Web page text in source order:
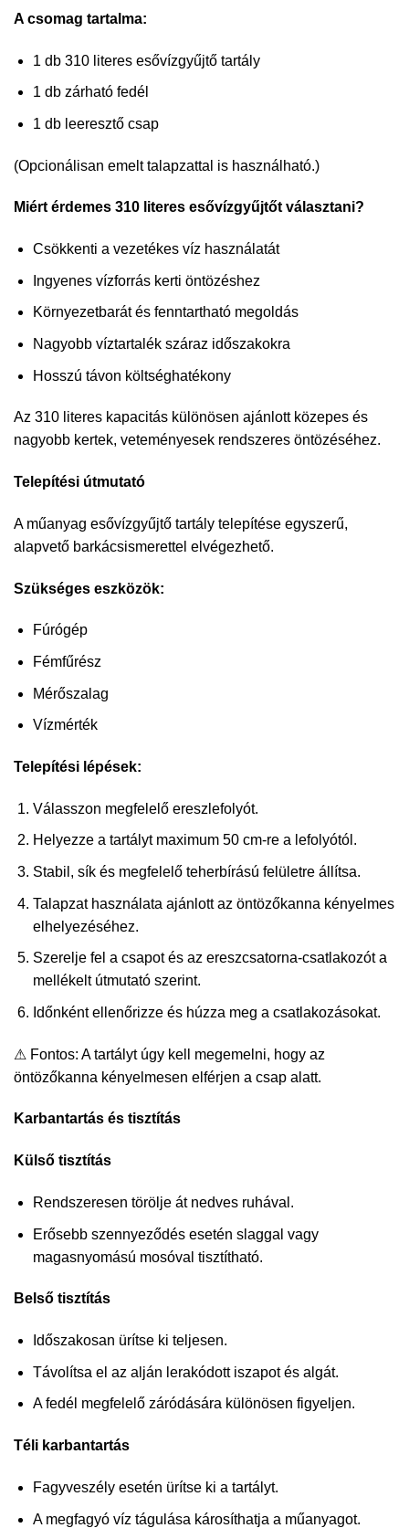
A csomag tartalma:
1 db 310 literes esővízgyűjtő tartály
1 db zárható fedél
1 db leeresztő csap
(Opcionálisan emelt talapzattal is használható.)
Miért érdemes 310 literes esővízgyűjtőt választani?
Csökkenti a vezetékes víz használatát
Ingyenes vízforrás kerti öntözéshez
Környezetbarát és fenntartható megoldás
Nagyobb víztartalék száraz időszakokra
Hosszú távon költséghatékony
Az 310 literes kapacitás különösen ajánlott közepes és
nagyobb kertek, veteményesek rendszeres öntözéséhez.
Telepítési útmutató
A műanyag esővízgyűjtő tartály telepítése egyszerű,
alapvető barkácsismerettel elvégezhető.
Szükséges eszközök:
Fúrógép
Fémfűrész
Mérőszalag
Vízmérték
Telepítési lépések:
Válasszon megfelelő ereszlefolyót.
Helyezze a tartályt maximum 50 cm-re a lefolyótól.
Stabil, sík és megfelelő teherbírású felületre állítsa.
Talapzat használata ajánlott az öntözőkanna kényelmes
elhelyezéséhez.
Szerelje fel a csapot és az ereszcsatorna-csatlakozót a
mellékelt útmutató szerint.
Időnként ellenőrizze és húzza meg a csatlakozásokat.
⚠ Fontos: A tartályt úgy kell megemelni, hogy az
öntözőkanna kényelmesen elférjen a csap alatt.
Karbantartás és tisztítás
Külső tisztítás
Rendszeresen törölje át nedves ruhával.
Erősebb szennyeződés esetén slaggal vagy
magasnyomású mosóval tisztítható.
Belső tisztítás
Időszakosan ürítse ki teljesen.
Távolítsa el az alján lerakódott iszapot és algát.
A fedél megfelelő záródására különösen figyeljen.
Téli karbantartás
Fagyveszély esetén ürítse ki a tartályt.
A megfagyó víz tágulása károsíthatja a műanyagot.